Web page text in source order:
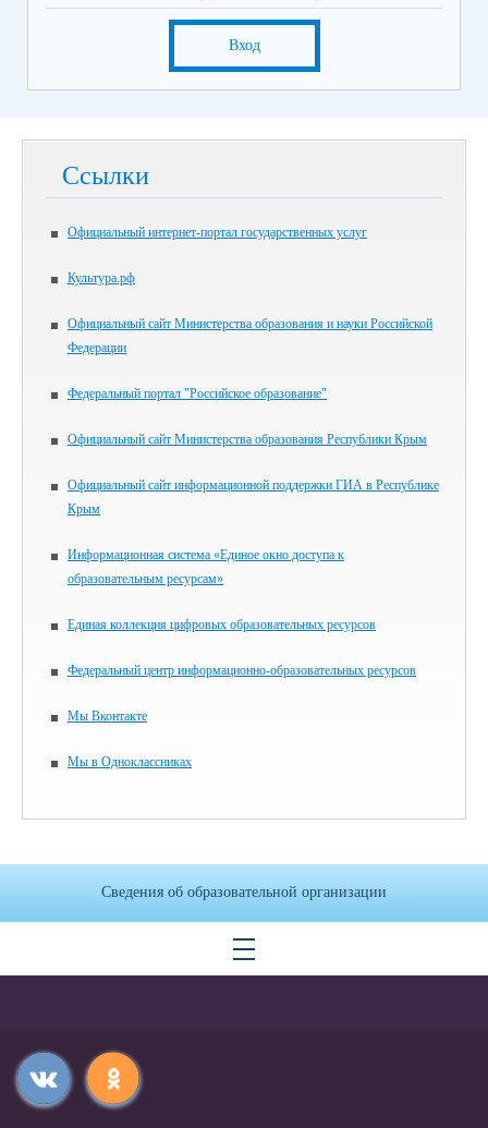
Вход
Ссылки
Официальный интернет-портал государственных услуг
Культура.рф
Официальный сайт Министерства образования и науки Российской
Федерации
Федеральный портал "Российское образование"
Официальный сайт Министерства образования Республики Крым
Официальный сайт информационной поддержки ГИА в Республике
Крым
Информационная система «Единое окно доступа к
образовательным ресурсам»
Единая коллекция цифровых образовательных ресурсов
Федеральный центр информационно-образовательных ресурсов
Мы Вконтакте
Мы в Одноклассниках
Сведения об образовательной организации